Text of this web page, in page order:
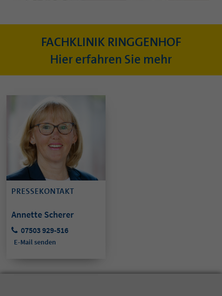
FACHKLINIK RINGGENHOF
Hier erfahren Sie mehr
PRESSEKONTAKT
Annette Scherer
07503 929-516
E-Mail senden